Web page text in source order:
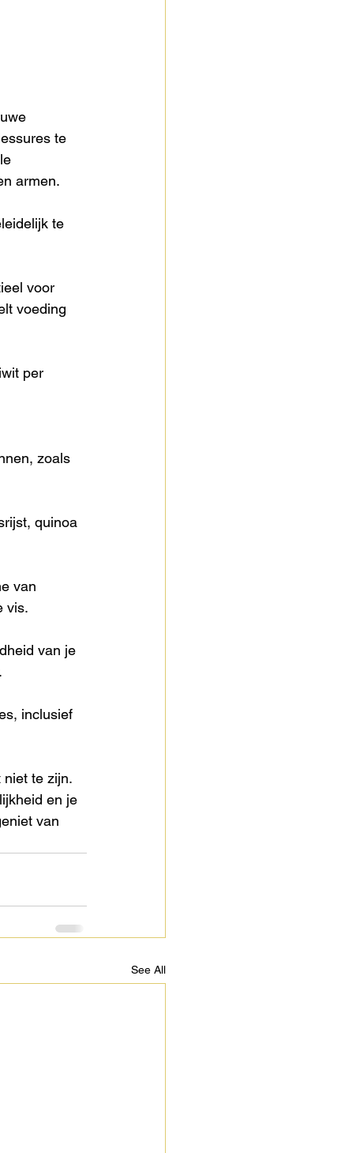
te
armen.
te
voor
voeding
per
zoals
quinoa
van
vis.
van je
inclusief
te zijn.
en je
van
See All